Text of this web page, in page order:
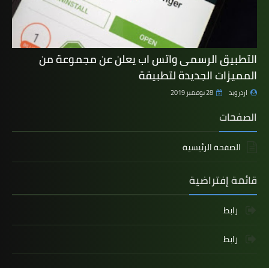
التطبيق الرسمى واتس اب يعلن عن مجموعة من
المميزات الجديدة لتطبيقة
اردرويد 28 نوفمبر 2019
الصفحات
الصفحة الرئيسية
قائمة إفتراضية
رابط
رابط